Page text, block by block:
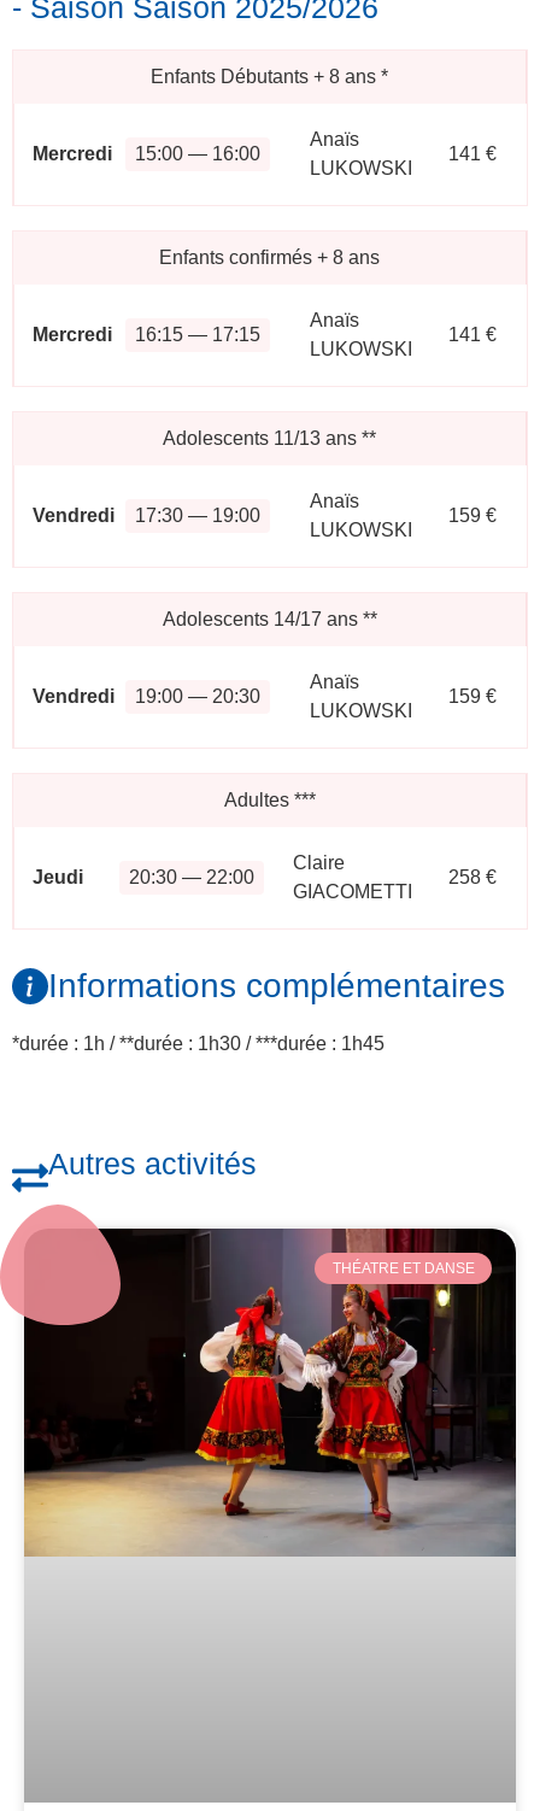
- Saison Saison 2025/2026
Enfants Débutants + 8 ans *
Mercredi 15:00 — 16:00
Anaïs
LUKOWSKI
141 €
Enfants confirmés + 8 ans
Mercredi 16:15 — 17:15
Anaïs
LUKOWSKI
141 €
Adolescents 11/13 ans **
Vendredi 17:30 — 19:00
Anaïs
LUKOWSKI
159 €
Adolescents 14/17 ans **
Vendredi 19:00 — 20:30
Anaïs
LUKOWSKI
159 €
Adultes ***
Jeudi 20:30 — 22:00
Claire
GIACOMETTI
258 €
Informations complémentaires
*durée : 1h / **durée : 1h30 / ***durée : 1h45
Autres activités
THÉATRE ET DANSE